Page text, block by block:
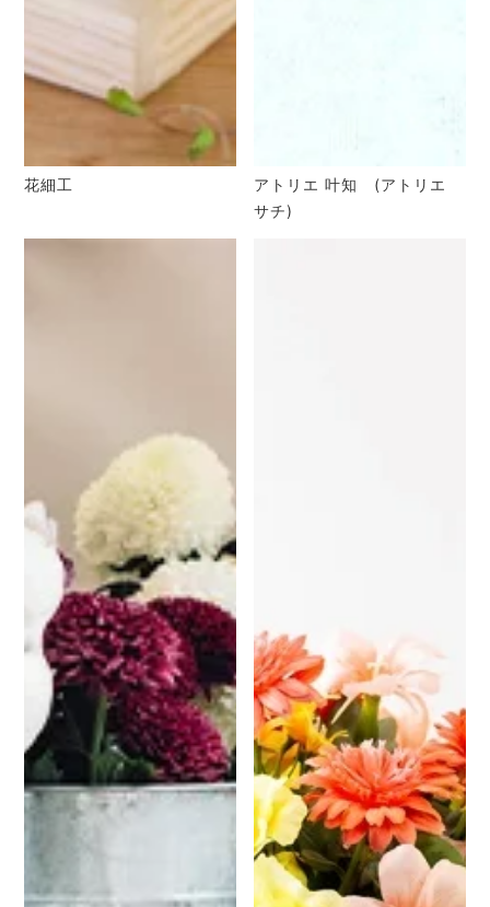
花細工
アトリエ 叶知 (アトリエ
サチ)